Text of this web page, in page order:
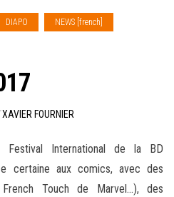
DIAPO
NEWS [french]
XAVIER FOURNIER
International de la BD
certaine aux comics, avec des
Touch de Marvel…), des